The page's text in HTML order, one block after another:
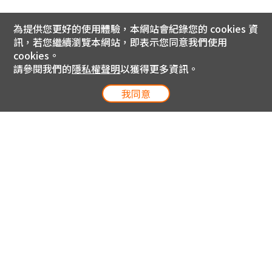
為提供您更好的使用體驗，本網站會紀錄您的 cookies 資
訊，若您繼續瀏覽本網站，即表示您同意我們使用
cookies。
請參閱我們的隱私權聲明以獲得更多資訊。
我同意